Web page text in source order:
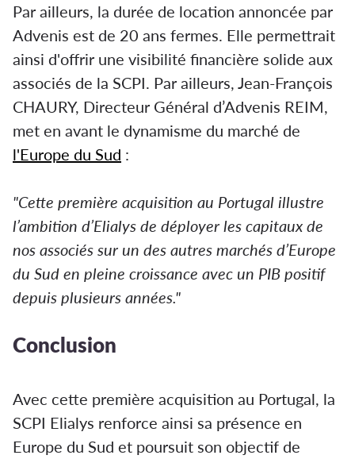
Par ailleurs, la durée de location annoncée par
Advenis est de 20 ans fermes. Elle permettrait
ainsi d'offrir une visibilité financière solide aux
associés de la SCPI. Par ailleurs, Jean-François
CHAURY, Directeur Général d’Advenis REIM,
met en avant le dynamisme du marché de
l'Europe du Sud :
"Cette première acquisition au Portugal illustre
l’ambition d’Elialys de déployer les capitaux de
nos associés sur un des autres marchés d’Europe
du Sud en pleine croissance avec un PIB positif
depuis plusieurs années."
Conclusion
Avec cette première acquisition au Portugal, la
SCPI Elialys renforce ainsi sa présence en
Europe du Sud et poursuit son objectif de